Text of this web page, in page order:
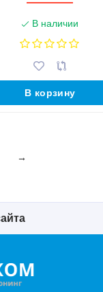
В наличии
В корзину
→